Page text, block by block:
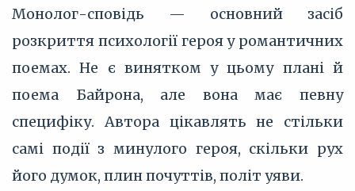
Монолог-сповідь — основний засіб
розкриття психології героя у романтичних
поемах. Не є винятком у цьому плані й
поема Байрона, але вона має певну
специфіку. Автора цікавлять не стільки
самі події з минулого героя, скільки рух
його думок, плин почуттів, політ уяви.